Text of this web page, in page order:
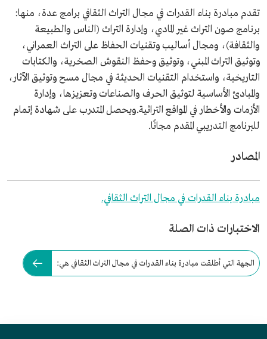
تقدم مبادرة بناء القدرات في مجال التراث الثقافي برامج عدة، منها:
برنامج صون التراث غير المادي، وإدارة التراث (الناس والطبيعة
والثقافة)، ومجال أساليب وتقنيات الحفاظ على التراث العمراني،
وتوثيق التراث المبني، وتوثيق وحفظ النقوش الصخرية، والكتابات
التاريخية، واستخدام التقنيات الحديثة في مجال مسح وتوثيق الآثار،
والمبادئ الأساسية لتوثيق الحرف والصناعات وتعزيزها، وإدارة
الأزمات والأخطار في المواقع التراثية.ويحصل المتدرب على شهادة إتمام
للبرنامج التدريبي المقدم مجانًا.
المصادر
مبادرة بناء القدرات في مجال التراث الثقافي.
الاختبارات ذات الصلة
الجهة التي أطلقت مبادرة بناء القدرات في مجال التراث الثقافي هي: